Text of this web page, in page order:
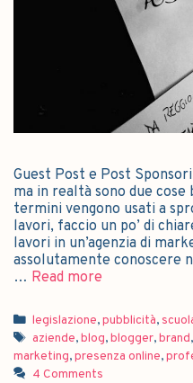
Guest Post e Post
ma in realtà sono due cose
termini vengono usati a
lavori, faccio un po’ di
lavori in un’agenzia di
assolutamente conoscere
… Read more
legislazione,pubblicità,
aziende,blog,blogger,brand
marketing,presenza online,
4 Comments